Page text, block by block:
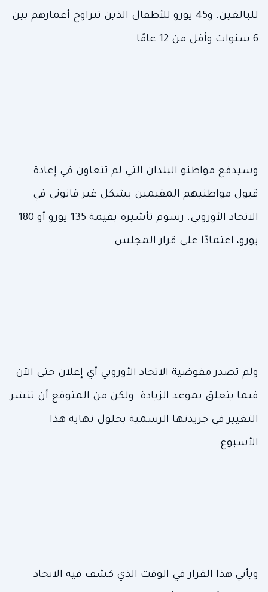
للبالغين. و45 يورو للأطفال الذين تتراوح أعمارهم بين
6 سنوات وأقل من 12 عامًا.
وسيدفع مواطنو البلدان التي لم تتعاون في إعادة
قبول مواطنيهم المقيمين بشكل غير قانوني في
الاتحاد الأوروبي. رسوم تأشيرة بقيمة 135 يورو أو 180
يورو، اعتمادًا على قرار المجلس.
ولم تصدر مفوضية الاتحاد الأوروبي أي إعلان حتى الآن
فيما يتعلق بموعد الزيادة. ولكن من المتوقع أن تنشر
التغيير في جريدتها الرسمية بحلول نهاية هذا
الأسبوع.
ويأتي هذا القرار في الوقت الذي كشف فيه الاتحاد